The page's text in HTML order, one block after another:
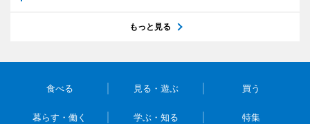
もっと見る
食べる 見る・遊ぶ 買う
暮らす・働く 学ぶ・知る 特集